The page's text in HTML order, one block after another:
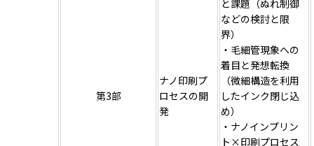
第3部
ナノ印刷プ
ロセスの開
発
と課題（ぬれ制御
などの検討と限
界）
・毛細管現象への
着目と発想転換
（微細構造を利用
したインク閉じ込
め）
・ナノインプリン
ト×印刷プロセス